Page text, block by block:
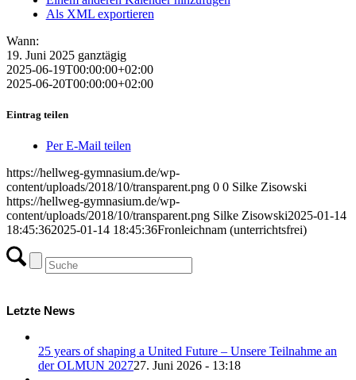
Als XML exportieren
Wann:
19. Juni 2025 ganztägig
2025-06-19T00:00:00+02:00
2025-06-20T00:00:00+02:00
Eintrag teilen
Per E-Mail teilen
https://hellweg-gymnasium.de/wp-
content/uploads/2018/10/transparent.png 0 0 Silke Zisowski
https://hellweg-gymnasium.de/wp-
content/uploads/2018/10/transparent.png Silke Zisowski2025-01-14
18:45:362025-01-14 18:45:36Fronleichnam (unterrichtsfrei)
Letzte News
25 years of shaping a United Future – Unsere Teilnahme an
der OLMUN 202727. Juni 2026 - 13:18